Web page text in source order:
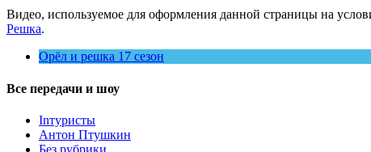
Видео, используемое для оформления данной страницы на
Решка.
Орёл и решка 17 сезон
Все передачи и шоу
Inтуристы
Антон Птушкин
Без рубрики